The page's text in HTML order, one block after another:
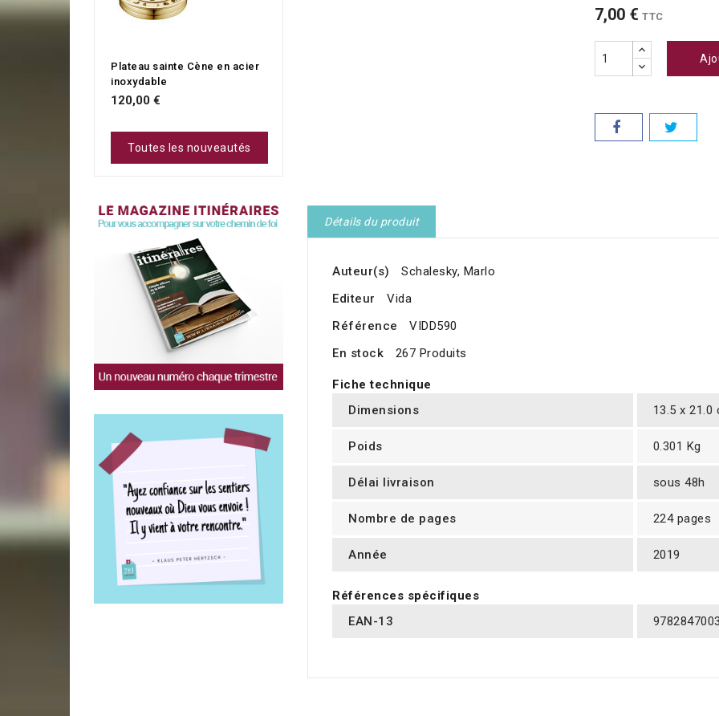
7,00 € TTC
Détails du produit
Auteur(s)
Schalesky, Marlo
Editeur
Vida
Référence
VIDD590
En stock
267 Produits
Fiche technique
Dimensions
13.5 x 21.0
Poids 0.301 Kg
Délai livraison sous 48h
Nombre de pages 224 pages
Année 2019
Références spécifiques
EAN-13
Plateau sainte Cène en acier
inoxydable
120,00 €
Toutes les nouveautés